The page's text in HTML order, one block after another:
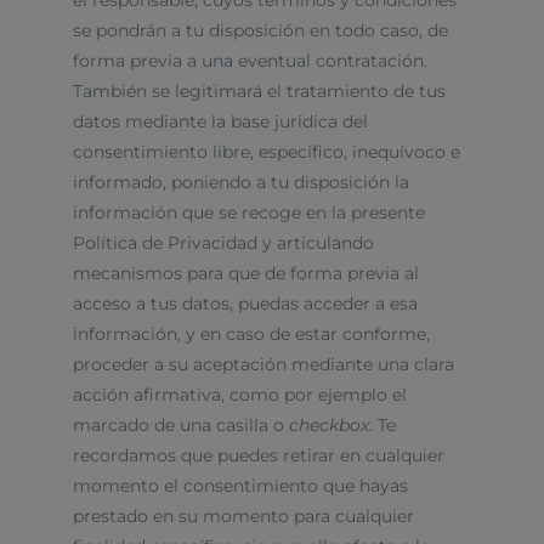
se pondrán a tu disposición en todo caso, de
forma previa a una eventual contratación.
También se legitimará el tratamiento de tus
datos mediante la base jurídica del
consentimiento libre, específico, inequívoco e
informado, poniendo a tu disposición la
información que se recoge en la presente
Política de Privacidad y articulando
mecanismos para que de forma previa al
acceso a tus datos, puedas acceder a esa
información, y en caso de estar conforme,
proceder a su aceptación mediante una clara
acción afirmativa, como por ejemplo el
marcado de una casilla o checkbox . Te
recordamos que puedes retirar en cualquier
momento el consentimiento que hayas
prestado en su momento para cualquier